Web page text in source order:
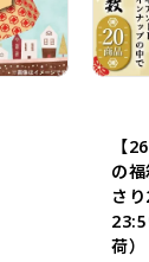
【
の
さ
荷）